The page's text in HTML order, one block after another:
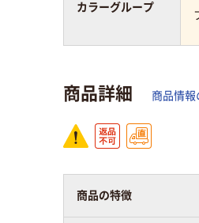
カラーグループ
商品詳細 商品情
商品の特徴